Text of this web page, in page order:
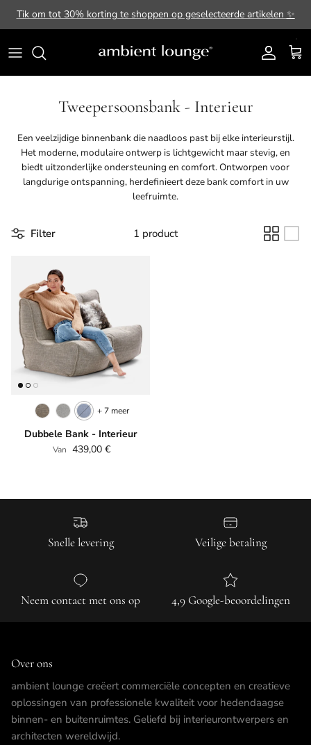
Ga naar inhoud
Tik om tot 30% korting te shoppen op geselecteerde artikelen ✨
Account
Tweepersoonsbank - Interieur
Een veelzijdige binnenbank die naadloos past bij elke interieurstijl.
Het moderne, modulaire ontwerp is lichtgewicht maar stevig, en
biedt uitzonderlijke ondersteuning en comfort. Ontworpen voor
langdurige ontspanning, herdefinieert deze bank comfort in uw
leefruimte.
Filter 1 product
Dubbele Bank - Interieur
Reguliere prijs
Van 439,00 €
+ 7 meer
Snelle levering Veilige betaling
Neem contact met ons op 4,9 Google-beoordelingen
Over ons
ambient lounge creëert commerciële concepten en creatieve
oplossingen van professionele kwaliteit voor hedendaagse
binnen- en buitenruimtes. Geliefd bij interieurontwerpers en
architecten wereldwijd.